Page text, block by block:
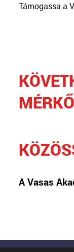
Támogassa a
A Vasas